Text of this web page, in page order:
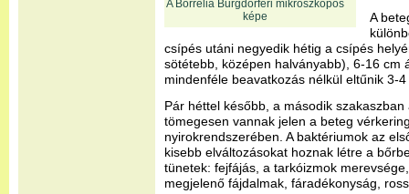
A Borrelia Burgdorferi mikroszkópos
képe
A
csípés utáni negyedik hétig a csípés
sötétebb, középen halványabb), 6-16 cm
mindenféle beavatkozás nélkül eltűnik 3-
Pár héttel később, a második
tömegesen vannak jelen a beteg
nyirokrendszerében. A baktériumok az
kisebb elváltozásokat hoznak létre a
tünetek: fejfájás, a tarkóizmok
megjelenő fájdalmak, fáradékonyság,